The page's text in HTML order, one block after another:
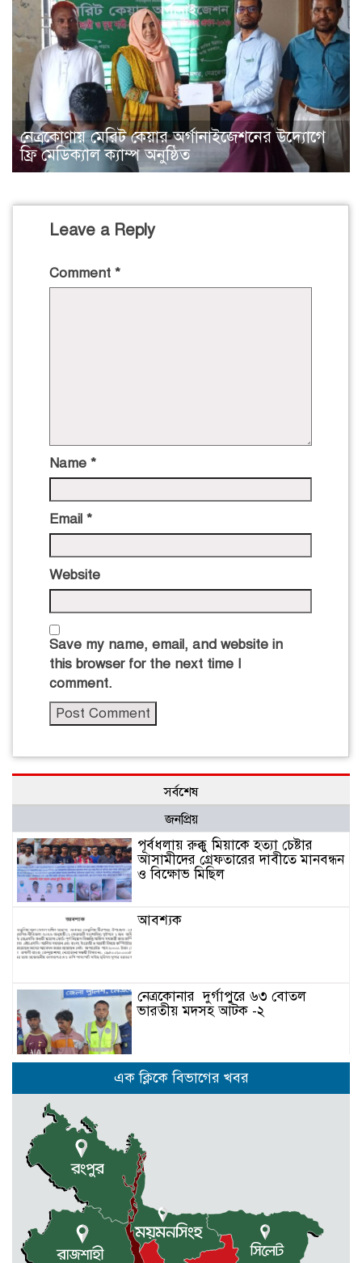
নেত্রকোণায় মেরিট কেয়ার অর্গানাইজেশনের উদ্যোগে
ফ্রি মেডিক্যাল ক্যাম্প অনুষ্ঠিত
Leave a Reply
Comment *
Name *
Email *
Website
Save my name, email, and website in
this browser for the next time I
comment.
সর্বশেষ
জনপ্রিয়
পূর্বধলায় রুক্কু মিয়াকে হত্যা চেষ্টার
আসামীদের গ্রেফতারের দাবীতে মানবন্ধন
ও বিক্ষোভ মিছিল
আবশ্যক
নেত্রকোনার দুর্গাপুরে ৬৩ বোতল
ভারতীয় মদসহ আটক -২
কেন্দুয়ায় ফাইভ ব্রাদার্স সোশাল
ওয়েলফেয়ার এসোসিয়েশনের উদ্যোগে
মোহনগঞ্জ উপজেলা স্বাস্থ্য কম্প্লেক্স
কর্মকর্তা ডা. মোমেনুল এর অকাল মৃত্যু
নেত্রকোণায় মেরিট কেয়ার
অর্গানাইজেশনের উদ্যোগে ফ্রি মেডিক্যাল
ক্যাম্প অনুষ্ঠিত
এক ক্লিকে বিভাগের খবর